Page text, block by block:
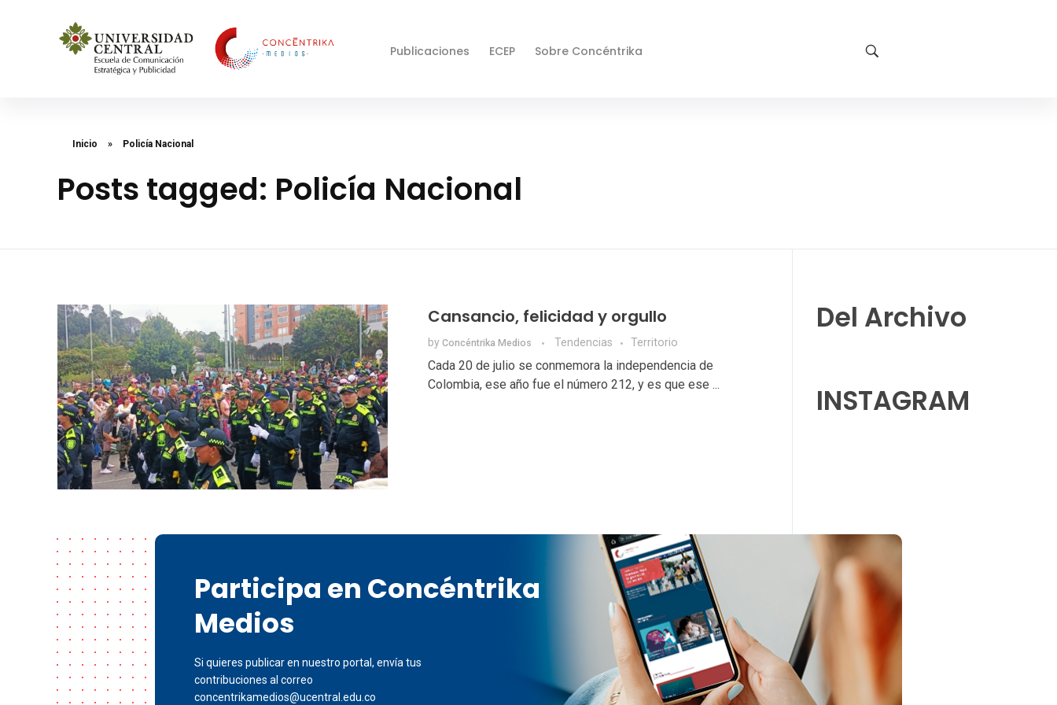
Publicaciones ECEP Sobre Concéntrika
Inicio » Policía Nacional
Posts tagged: Policía Nacional
Cansancio, felicidad y orgullo
by Concéntrika Medios Tendencias Territorio
Cada 20 de julio se conmemora la independencia de
Colombia, ese año fue el número 212, y es que ese ...
Del Archivo
INSTAGRAM
Participa en Concéntrika
Medios
Si quieres publicar en nuestro portal, envía tus
contribuciones al correo
concentrikamedios@ucentral.edu.co